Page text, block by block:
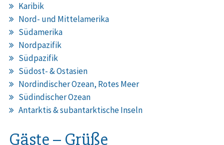
Karibik
Nord- und Mittelamerika
Südamerika
Nordpazifik
Südpazifik
Südost- & Ostasien
Nordindischer Ozean, Rotes Meer
Südindischer Ozean
Antarktis & subantarktische Inseln
Gäste – Grüße